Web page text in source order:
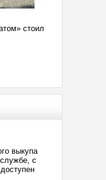
стоил
выкупа
с